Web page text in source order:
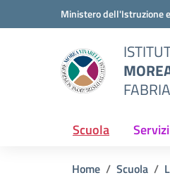
Vai ai contenuti
Vai al menu di navigazione
Ministero dell'Istruzione
Scuola Servizi
Home Scuola